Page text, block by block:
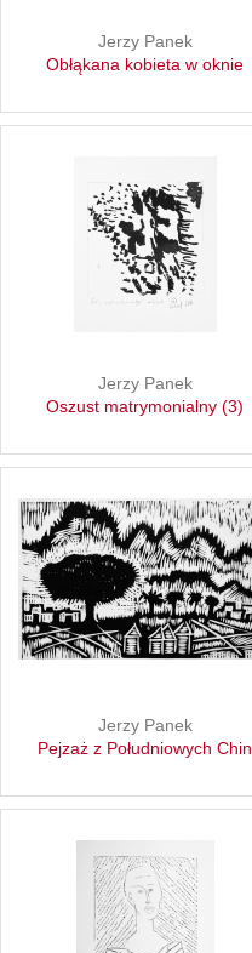
Jerzy Panek
Obłąkana kobieta w oknie
Jerzy Panek
Oszust matrymonialny (3)
Jerzy Panek
Pejzaż z Południowych Chin